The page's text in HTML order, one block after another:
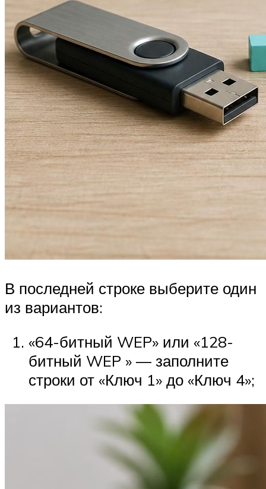
В последней строке выберите один
из вариантов:
«64-битный WEP» или «128-
битный WEP » — заполните
строки от «Ключ 1» до «Ключ 4»;